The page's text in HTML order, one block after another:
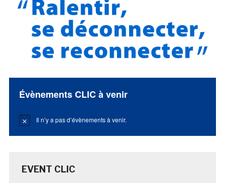
Évènements CLIC à venir
Notice Il n’y a pas d’évènements à venir.
EVENT CLIC